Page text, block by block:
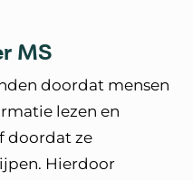
MS
doordat mensen
lezen en
doordat ze
Hierdoor